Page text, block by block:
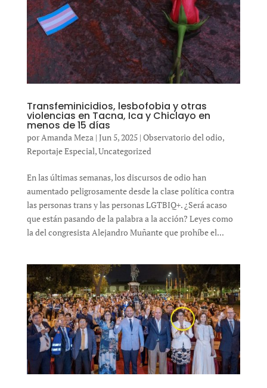
Transfeminicidios, lesbofobia y otras
violencias en Tacna, Ica y Chiclayo en
menos de 15 días
porAmanda Meza | Jun 5, 2025| Observatorio del odio,
Reportaje Especial,Uncategorized
En las últimas semanas, los discursos de odio han
aumentado peligrosamente desde la clase política contra
las personas trans y las personas LGTBIQ+. ¿Será acaso
que están pasando de la palabra a la acción? Leyes como
la del congresista Alejandro Muñante que prohíbe el...